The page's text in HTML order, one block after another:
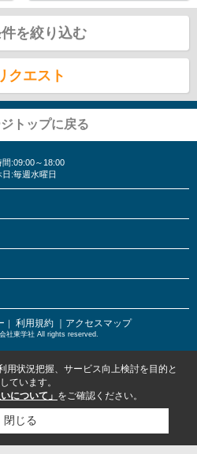
を絞り込む
クエスト
トップに戻る
間:09:00～18:00
日:毎週水曜日
｜ 利用規約 ｜アクセスマップ
社東学社 All rights reserved.
用状況把握、サービス向上検討を目的と
ています。
について」 をご確認ください。
閉じる